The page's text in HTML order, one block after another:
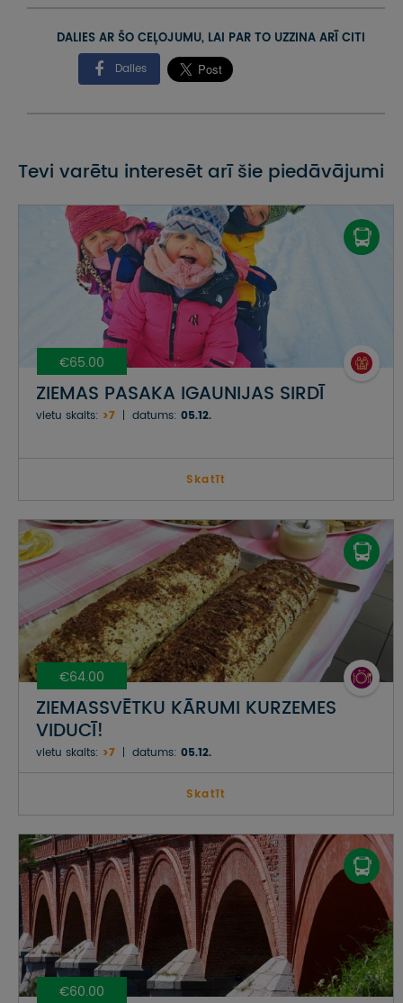
DALIES AR ŠO CEĻOJUMU, LAI PAR TO UZZINA ARĪ CITI
Dalies
Tevi varētu interesēt arī šie piedāvājumi
€65.00
ZIEMAS PASAKA IGAUNIJAS SIRDĪ
vietu skaits: >7 datums: 05.12.
Skatīt
€64.00
ZIEMASSVĒTKU KĀRUMI KURZEMES
VIDUCĪ!
vietu skaits: >7 datums: 05.12.
Skatīt
€60.00